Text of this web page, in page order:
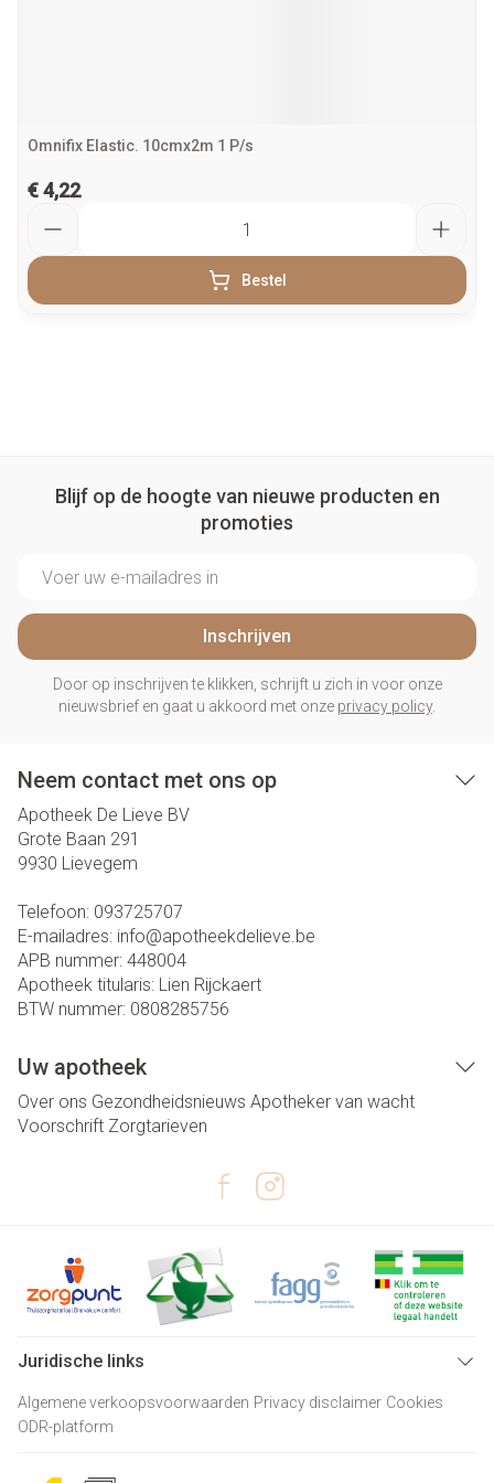
Omnifix Elastic. 10cmx2m 1 P/s
€ 4,22
Bestel
Blijf op de hoogte van nieuwe producten en
promoties
Inschrijven
Door op inschrijven te klikken, schrijft u zich in voor onze
nieuwsbrief en gaat u akkoord met onze privacy policy.
Neem contact met ons op
Apotheek De Lieve BV
Grote Baan 291
9930 Lievegem
Telefoon: 093725707
E-mailadres: info@apotheekdelieve.be
APB nummer: 448004
Apotheek titularis: Lien Rijckaert
BTW nummer: 0808285756
Uw apotheek
Over ons Gezondheidsnieuws Apotheker van wacht
Voorschrift Zorgtarieven
Juridische links
Algemene verkoopsvoorwaarden Privacy disclaimer Cookies
ODR-platform